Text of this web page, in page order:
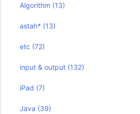
Algorithm (13)
astah* (13)
etc (72)
input & output (132)
iPad (7)
Java (39)